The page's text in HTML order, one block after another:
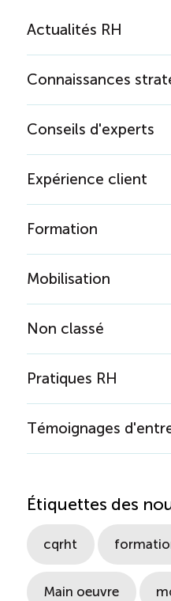
Actualités RH
Connaissances
Conseils d'experts
Expérience client
Formation
Mobilisation
Non classé
Pratiques RH
Témoignages
Étiquettes des
cqrht
Main oeuvre